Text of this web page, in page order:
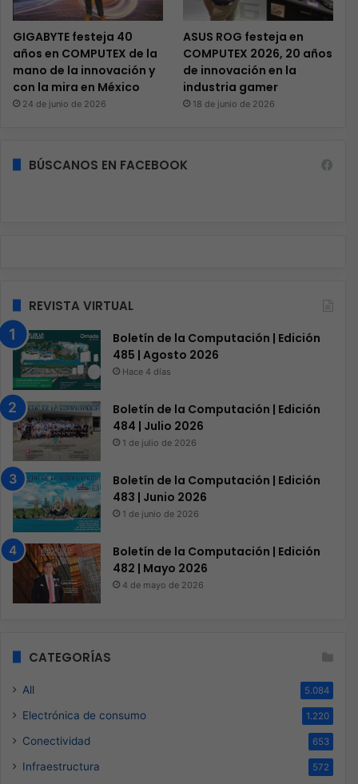
GIGABYTE festeja 40
años en COMPUTEX de la
mano de la innovación y
con la mira en México
24 de junio de 2026
ASUS ROG festeja en
COMPUTEX 2026, 20 años
de innovación en la
industria gamer
18 de junio de 2026
BÚSCANOS EN FACEBOOK
REVISTA VIRTUAL
Boletín de la Computación | Edición
485 | Agosto 2026
Hace 4 días
Boletín de la Computación | Edición
484 | Julio 2026
1 de julio de 2026
Boletín de la Computación | Edición
483 | Junio 2026
1 de junio de 2026
Boletín de la Computación | Edición
482 | Mayo 2026
4 de mayo de 2026
CATEGORÍAS
All 5.084
Electrónica de consumo 1.220
Conectividad 653
Infraestructura 572